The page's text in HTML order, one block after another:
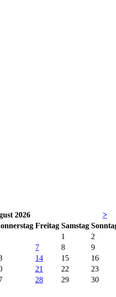
2026
>
nnerstag Freitag Samstag So
1
2
7 8
9
14 15
16
21 22
23
28 29
30